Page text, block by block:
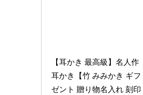
【耳かき 最高級】名人作
耳かき【竹 みみかき ギフ
ゼント 贈り物名入れ 刻印